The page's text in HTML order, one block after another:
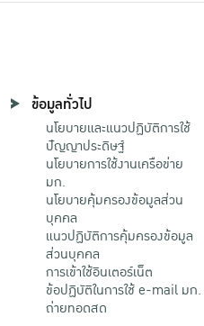
ข้อมูลทั่วไป
นโยบายและแนวปฏิบัติการใช้
ปัญญาประดิษฐ์
นโยบายการใช้งานเครือข่าย
มก.
นโยบายคุ้มครองข้อมูลส่วน
บุคคล
แนวปฏิบัติการคุ้มครองข้อมูล
ส่วนบุคคล
การเข้าใช้อินเตอร์เน็ต
ข้อปฏิบัติในการใช้ e-mail มก.
ถ่ายทอดสด